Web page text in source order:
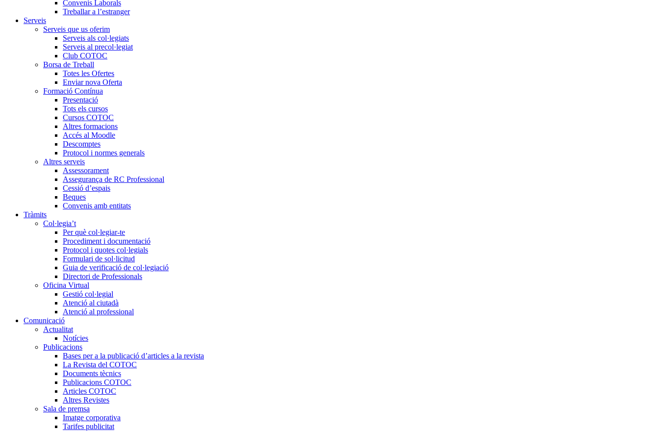
Convenis Laborals
Treballar a l’estranger
Serveis
Serveis que us oferim
Serveis als col·legiats
Serveis al precol·legiat
Club COTOC
Borsa de Treball
Totes les Ofertes
Enviar nova Oferta
Formació Contínua
Presentació
Tots els cursos
Cursos COTOC
Altres formacions
Accés al Moodle
Descomptes
Protocol i normes generals
Altres serveis
Assessorament
Assegurança de RC Professional
Cessió d’espais
Beques
Convenis amb entitats
Tràmits
Col·legia’t
Per què col·legiar-te
Procediment i documentació
Protocol i quotes col·legials
Formulari de sol·licitud
Guia de verificació de col·legiació
Directori de Professionals
Oficina Virtual
Gestió col·legial
Atenció al ciutadà
Atenció al professional
Comunicació
Actualitat
Notícies
Publicacions
Bases per a la publicació d’articles a la revista
La Revista del COTOC
Documents tècnics
Publicacions COTOC
Articles COTOC
Altres Revistes
Sala de premsa
Imatge corporativa
Tarifes publicitat